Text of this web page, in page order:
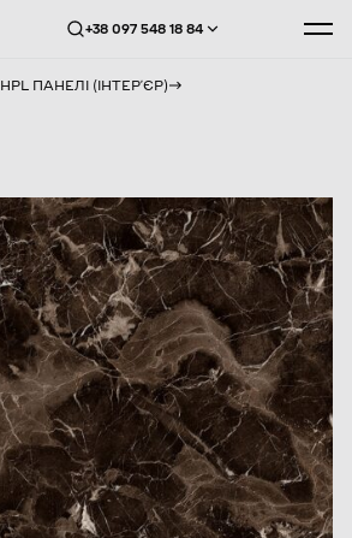
+38 097 548 18 84
HPL ПАНЕЛІ (ІНТЕРʼЄР)